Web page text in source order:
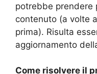
potrebbe prendere
contenuto (a volte
prima). Risulta
aggiornamento
Come risolvere il